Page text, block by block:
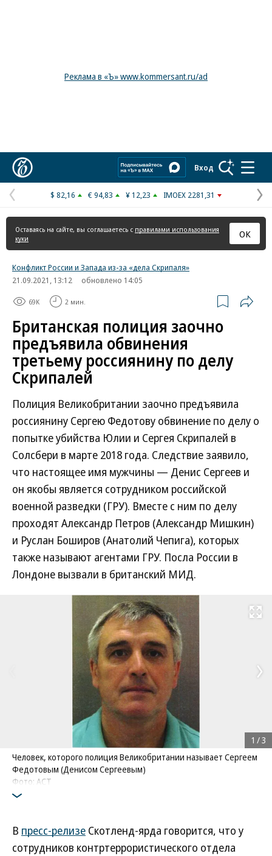
Реклама в «Ъ» www.kommersant.ru/ad
Вход
Предыдущая
страница
$ 82,16 € 94,83 ¥ 12,23 IMOEX 2281,31
Оставаясь на сайте, вы соглашаетесь с правилами использования
куки
ОК
Конфликт России и Запада из-за «дела Скрипаля»
21.09.2021, 13:12
обновлено 14:05
69K 2 мин.
Британская полиция заочно
предъявила обвинения
третьему россиянину по делу
Скрипалей
Полиция Великобритании заочно предъявила
россиянину Сергею Федотову обвинение по делу о
попытке убийства Юлии и Сергея Скрипалей в
Солсбери в марте 2018 года. Следствие заявило,
что настоящее имя мужчины — Денис Сергеев и
он якобы является сотрудником российской
военной разведки (ГРУ). Вместе с ним по делу
проходят Александр Петров (Александр Мишкин)
и Руслан Боширов (Анатолий Чепига), которых
также называют агентами ГРУ. Посла России в
Лондоне вызвали в британский МИД.
Развернуть
Человек, которого полиция Великобритании называет Сергеем
Федотовым (Денисом Сергеевым)
Фото: ACT
1 /3
В пресс-релизе Скотленд-ярда говорится, что у
сотрудников контртеррористического отдела